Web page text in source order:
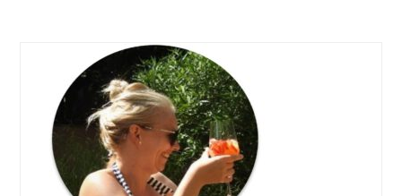
navigation